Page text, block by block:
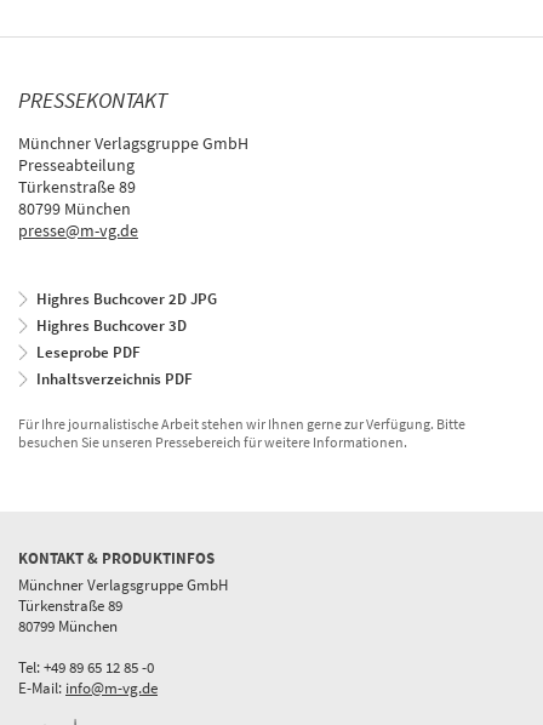
PRESSEKONTAKT
Münchner Verlagsgruppe GmbH
Presseabteilung
Türkenstraße 89
80799 München
presse@m-vg.de
Highres Buchcover 2D JPG
Highres Buchcover 3D
Leseprobe PDF
Inhaltsverzeichnis PDF
Für Ihre journalistische Arbeit stehen wir Ihnen gerne zur Verfügung. Bitte
besuchen Sie unseren Pressebereich für weitere Informationen.
KONTAKT & PRODUKTINFOS
Münchner Verlagsgruppe GmbH
Türkenstraße 89
80799 München
Tel: +49 89 65 12 85 -0
E-Mail: info@m-vg.de